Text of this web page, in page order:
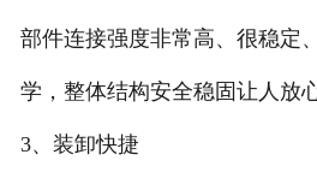
部件连接强度非常高、很稳定
学，整体结构安全稳固让人放心
3、装卸快捷